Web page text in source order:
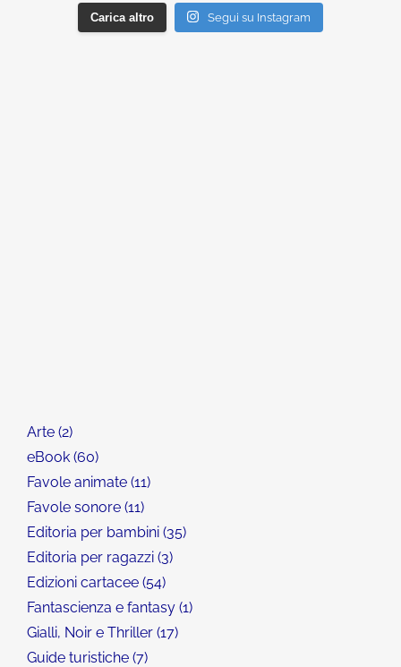
Carica altro Segui su Instagram
Arte 2
eBook 60
Favole animate 11
Favole sonore 11
Editoria per bambini 35
Editoria per ragazzi 3
Edizioni cartacee 54
Fantascienza e fantasy 1
Gialli, Noir e Thriller 17
Guide turistiche 7